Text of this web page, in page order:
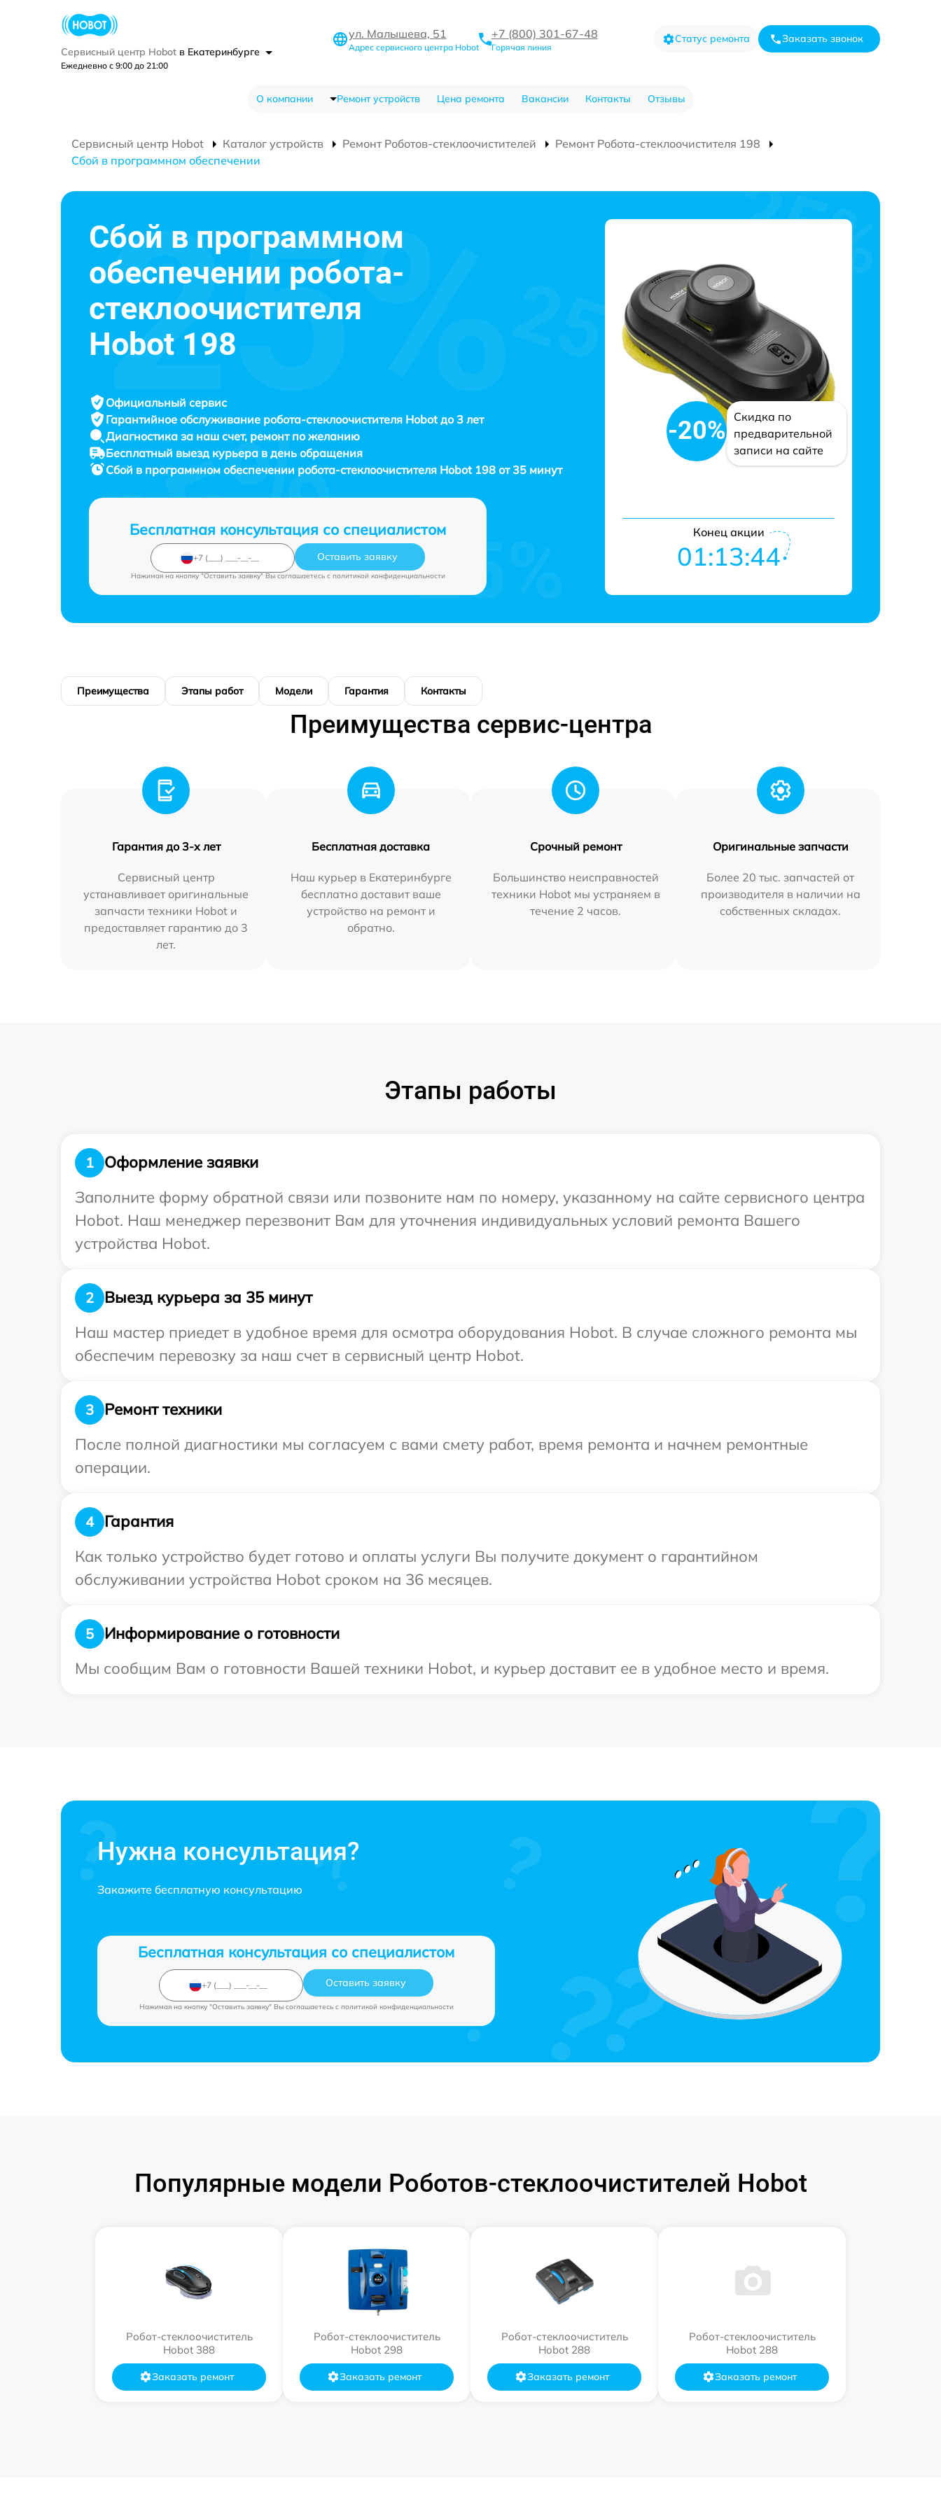
Сервисный центр Hobot в Екатеринбурге
Ежедневно с 9:00 до 21:00
ул. Малышева, 51
Адрес сервисного центра Hobot
+7 (800) 301-67-48
Горячая линия
Статус ремонта Заказать звонок
О компании Ремонт устройств Цена ремонта Вакансии Контакты Отзывы
Сервисный центр Hobot Каталог устройств Ремонт Роботов-стеклоочистителей
Ремонт Робота-стеклоочистителя 198
Сбой в программном обеспечении
Сбой в программном
обеспечении робота-
стеклоочистителя
Hobot 198
Официальный сервис
Гарантийное обслуживание робота-стеклоочистителя Hobot до 3 лет
Диагностика за наш счет, ремонт по желанию
Бесплатный выезд курьера в день обращения
Сбой в программном обеспечении робота-стеклоочистителя Hobot 198 от 35 минут
Бесплатная консультация со специалистом
Оставить заявку
Нажимая на кнопку "Оставить заявку" Вы соглашаетесь c политикой конфиденциальности
-20%
Скидка по
предварительной
записи на сайте
Конец акции
01:13:43
Преимущества Этапы работ Модели Гарантия Контакты
Преимущества сервис-центра
Гарантия до 3-х лет
Сервисный центр
устанавливает оригинальные
запчасти техники Hobot и
предоставляет гарантию до 3
лет.
Бесплатная доставка
Наш курьер в Екатеринбурге
бесплатно доставит ваше
устройство на ремонт и
обратно.
Срочный ремонт
Большинство неисправностей
техники Hobot мы устраняем в
течение 2 часов.
Оригинальные запчасти
Более 20 тыс. запчастей от
производителя в наличии на
собственных складах.
Этапы работы
1
Оформление заявки
Заполните форму обратной связи или позвоните нам по номеру, указанному на сайте сервисного центра
Hobot. Наш менеджер перезвонит Вам для уточнения индивидуальных условий ремонта Вашего
устройства Hobot.
2
Выезд курьера за 35 минут
Наш мастер приедет в удобное время для осмотра оборудования Hobot. В случае сложного ремонта мы
обеспечим перевозку за наш счет в сервисный центр Hobot.
3
Ремонт техники
После полной диагностики мы согласуем с вами смету работ, время ремонта и начнем ремонтные
операции.
4
Гарантия
Как только устройство будет готово и оплаты услуги Вы получите документ о гарантийном
обслуживании устройства Hobot сроком на 36 месяцев.
5
Информирование о готовности
Мы сообщим Вам о готовности Вашей техники Hobot, и курьер доставит ее в удобное место и время.
Нужна консультация?
Закажите бесплатную консультацию
Бесплатная консультация со специалистом
Оставить заявку
Нажимая на кнопку "Оставить заявку" Вы соглашаетесь c политикой конфиденциальности
Популярные модели Роботов-стеклоочистителей Hobot
Робот-стеклоочиститель
Hobot 388
Заказать ремонт
Робот-стеклоочиститель
Hobot 298
Заказать ремонт
Робот-стеклоочиститель
Hobot 288
Заказать ремонт
Робот-стеклоочиститель
Hobot 288
Заказать ремонт